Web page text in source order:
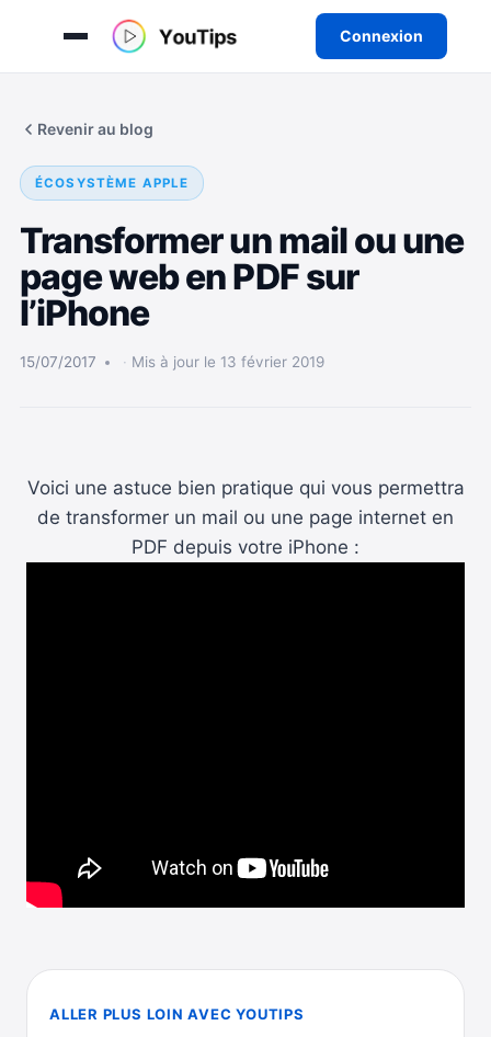
Connexion
Revenir au blog
ÉCOSYSTÈME APPLE
Transformer un mail ou une
page web en PDF sur
l’iPhone
15/07/2017 Mis à jour le 13 février 2019
Voici une astuce bien pratique qui vous permettra
de transformer un mail ou une page internet en
PDF depuis votre iPhone :
ALLER PLUS LOIN AVEC YOUTIPS